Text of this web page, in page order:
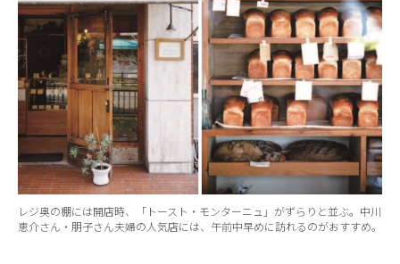
レジ奥の棚には開店時、「トースト・モンターニュ」がずらりと並ぶ。中川
恵介さん・朋子さん夫婦の人気店には、午前中早めに訪れるのがおすすめ。